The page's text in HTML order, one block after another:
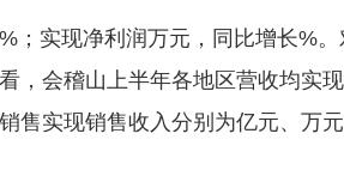
；实现净利润万元，同比增长%
，会稽山上半年各地区营收均实
售实现销售收入分别为亿元、万